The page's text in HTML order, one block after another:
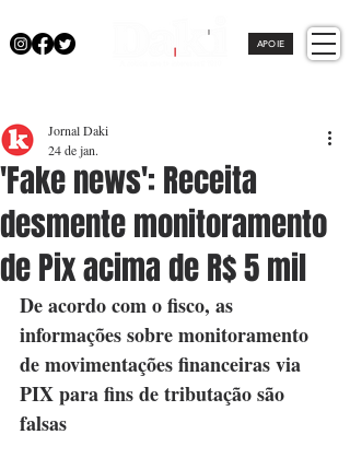
APOIE
'Fake news': Receita
desmente monitoramento
de Pix acima de R$ 5 mil
Jornal Daki
24 de jan.
De acordo com o fisco, as
informações sobre monitoramento
de movimentações financeiras via
PIX para fins de tributação são
falsas